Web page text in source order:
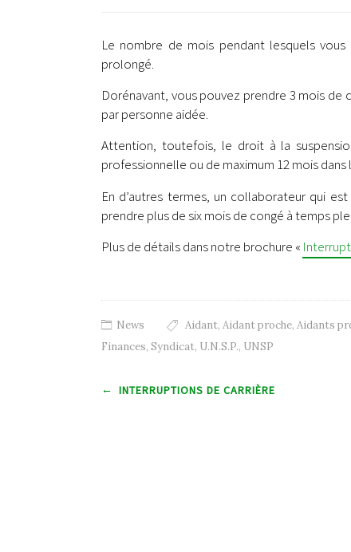
Le nombre de mois pendant lesquels
prolongé.
Dorénavant, vous pouvez prendre 3 mois de
par personne aidée.
Attention, toutefois, le droit à la
professionnelle ou de maximum 12 mois
En d’autres termes, un collaborateur qui
prendre plus de six mois de congé à temps
Plus de détails dans notre brochure «
News Aidant, Aidant proche, Aidants
Finances, Syndicat, U.N.S.P., UNSP
Post navigation
← INTERRUPTIONS DE CARRIÈRE